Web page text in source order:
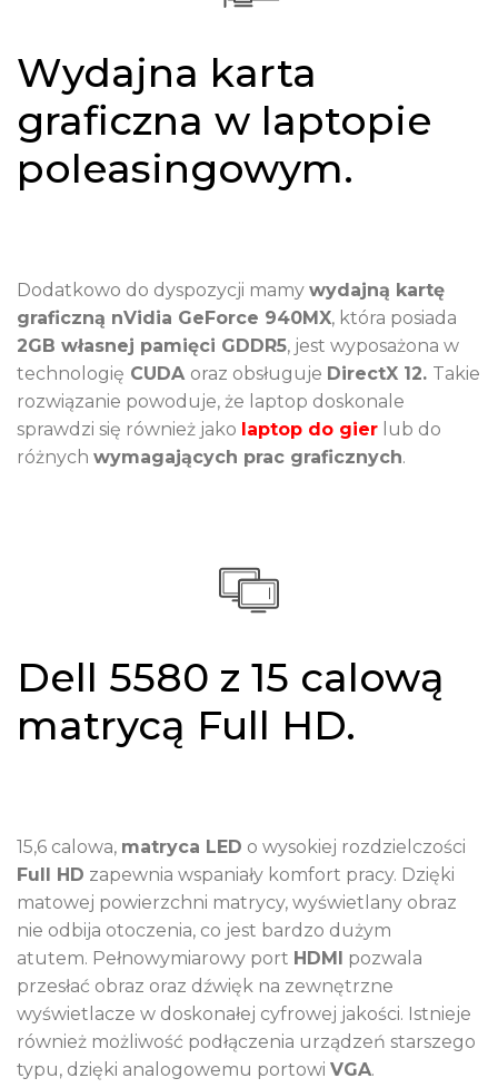
Wydajna karta
graficzna w laptopie
poleasingowym.
Dodatkowo do dyspozycji mamy wydajną kartę
graficzną nVidia GeForce 940MX, która posiada
2GB własnej pamięci GDDR5, jest wyposażona w
technologię CUDA oraz obsługuje DirectX 12. Takie
rozwiązanie powoduje, że laptop doskonale
sprawdzi się również jako laptop do gier lub do
różnych wymagających prac graficznych.
Dell 5580 z 15 calową
matrycą Full HD.
15,6 calowa, matryca LED o wysokiej rozdzielczości
Full HD zapewnia wspaniały komfort pracy. Dzięki
matowej powierzchni matrycy, wyświetlany obraz
nie odbija otoczenia, co jest bardzo dużym
atutem. Pełnowymiarowy port HDMI pozwala
przesłać obraz oraz dźwięk na zewnętrzne
wyświetlacze w doskonałej cyfrowej jakości. Istnieje
również możliwość podłączenia urządzeń starszego
typu, dzięki analogowemu portowi VGA.